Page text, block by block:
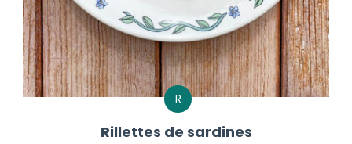
R
Rillettes de sardines